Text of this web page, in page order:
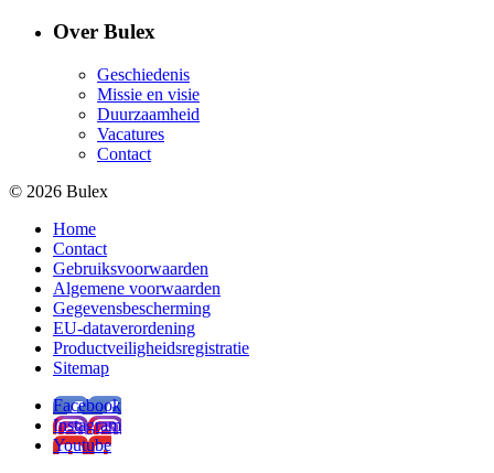
Over Bulex
Geschiedenis
Missie en visie
Duurzaamheid
Vacatures
Contact
© 2026 Bulex
Home
Contact
Gebruiksvoorwaarden
Algemene voorwaarden
Gegevensbescherming
EU-dataverordening
Productveiligheidsregistratie
Sitemap
Facebook
Instagram
Youtube